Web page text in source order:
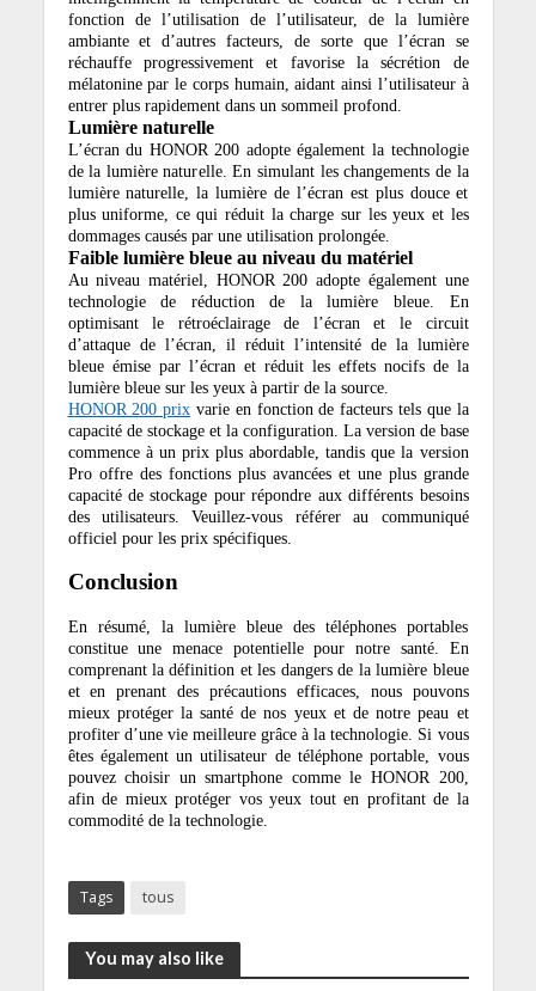
fonction de l’utilisation de l’utilisateur, de la lumière
ambiante et d’autres facteurs, de sorte que l’écran se
réchauffe progressivement et favorise la sécrétion de
mélatonine par le corps humain, aidant ainsi l’utilisateur à
entrer plus rapidement dans un sommeil profond.
Lumière naturelle
L’écran du HONOR 200 adopte également la technologie
de la lumière naturelle. En simulant les changements de la
lumière naturelle, la lumière de l’écran est plus douce et
plus uniforme, ce qui réduit la charge sur les yeux et les
dommages causés par une utilisation prolongée.
Faible lumière bleue au niveau du matériel
Au niveau matériel, HONOR 200 adopte également une
technologie de réduction de la lumière bleue. En
optimisant le rétroéclairage de l’écran et le circuit
d’attaque de l’écran, il réduit l’intensité de la lumière
bleue émise par l’écran et réduit les effets nocifs de la
lumière bleue sur les yeux à partir de la source.
HONOR 200 prix varie en fonction de facteurs tels que la
capacité de stockage et la configuration. La version de base
commence à un prix plus abordable, tandis que la version
Pro offre des fonctions plus avancées et une plus grande
capacité de stockage pour répondre aux différents besoins
des utilisateurs. Veuillez-vous référer au communiqué
officiel pour les prix spécifiques.
Conclusion
En résumé, la lumière bleue des téléphones portables
constitue une menace potentielle pour notre santé. En
comprenant la définition et les dangers de la lumière bleue
et en prenant des précautions efficaces, nous pouvons
mieux protéger la santé de nos yeux et de notre peau et
profiter d’une vie meilleure grâce à la technologie. Si vous
êtes également un utilisateur de téléphone portable, vous
pouvez choisir un smartphone comme le HONOR 200,
afin de mieux protéger vos yeux tout en profitant de la
commodité de la technologie.
Tags tous
You may also like